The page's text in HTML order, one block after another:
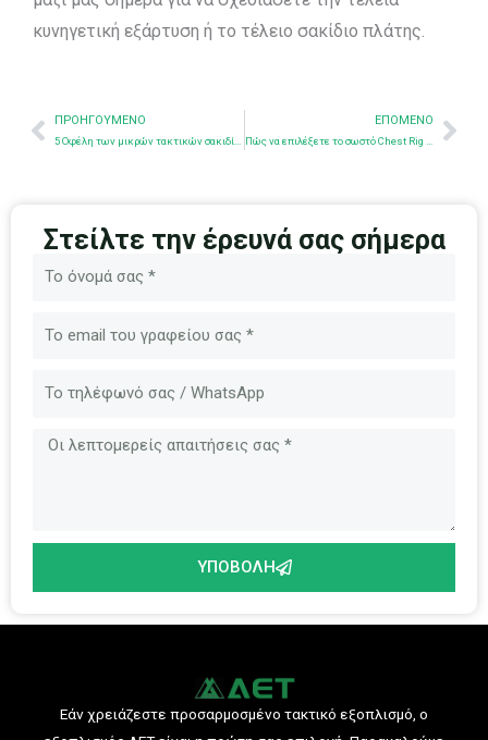
κυνηγετική εξάρτυση ή το τέλειο σακίδιο πλάτης.
Προηγούμενο
ΠΡΟΗΓΟΎΜΕΝΟ ΕΠΌΜΕΝΟ
Στείλτε την έρευνά σας σήμερα
ΥΠΟΒΟΛΉ
Εάν χρειάζεστε προσαρμοσμένο τακτικό εξοπλισμό, ο